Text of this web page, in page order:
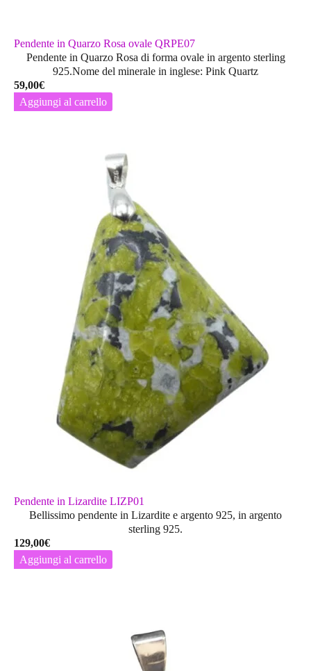
Pendente in Quarzo Rosa ovale QRPE07
Pendente in Quarzo Rosa di forma ovale in argento sterling
925.Nome del minerale in inglese: Pink Quartz
59,00€
Aggiungi al carrello
Pendente in Lizardite LIZP01
Bellissimo pendente in Lizardite e argento 925, in argento
sterling 925.
129,00€
Aggiungi al carrello